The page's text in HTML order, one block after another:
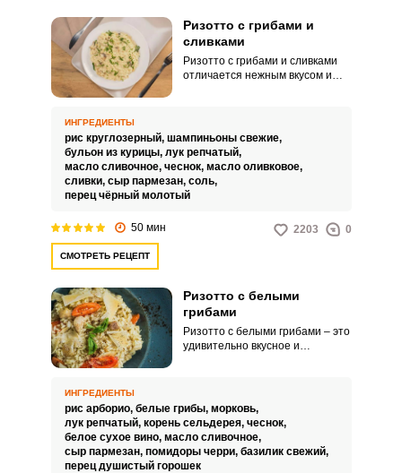
Ризотто с грибами и
сливками
Ризотто с грибами и сливками
отличается нежным вкусом и
меню и никого не оставит
равнодушным.
ИНГРЕДИЕНТЫ
рис круглозерный, шампиньоны свежие,
бульон из курицы, лук репчатый,
масло сливочное, чеснок, масло оливковое,
сливки, сыр пармезан, соль,
перец чёрный молотый
50 мин 2203 0
СМОТРЕТЬ РЕЦЕПТ
Ризотто с белыми
грибами
Ризотто с белыми грибами – это
удивительно вкусное и
ИНГРЕДИЕНТЫ
рис арборио, белые грибы, морковь,
лук репчатый, корень сельдерея, чеснок,
белое сухое вино, масло сливочное,
сыр пармезан, помидоры черри, базилик свежий,
перец душистый горошек